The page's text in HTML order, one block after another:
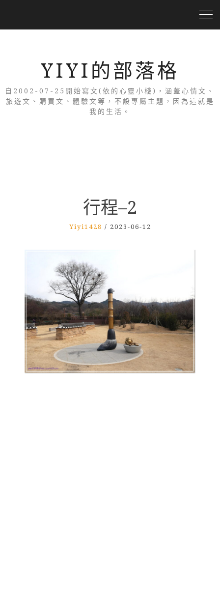
YIYI的部落格
自2002-07-25開始寫文(依的心靈小棧)，涵蓋心情文、
旅遊文、購買文、體驗文等，不設專屬主題，因為這就是
我的生活。
行程–2
Yiyi1428 / 2023-06-12